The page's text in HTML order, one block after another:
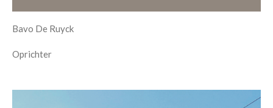
Bavo De Ruyck
Oprichter